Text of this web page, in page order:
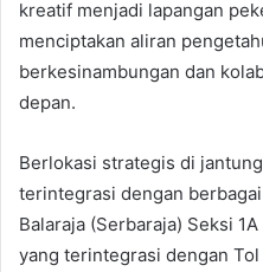
kreatif menjadi lapangan
menciptakan aliran
berkesinambungan dan
depan.
Berlokasi strategis di jantung
terintegrasi dengan
Balaraja (Serbaraja) Seksi
yang terintegrasi dengan Tol